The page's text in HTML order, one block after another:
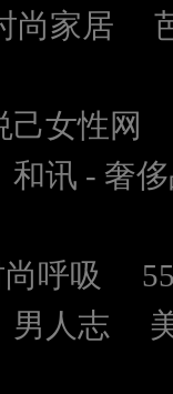
尚家居
己女性网
和讯 - 奢
呼吸
男人志